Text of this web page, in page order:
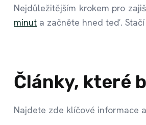
Nejdůležitějším krokem pro
minut a začněte hned teď.
Články, které
Najdete zde klíčové informace